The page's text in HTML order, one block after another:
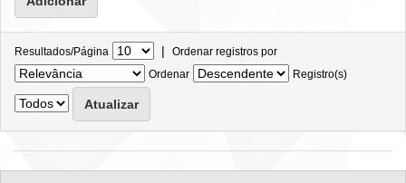
Resultados/Página | Ordenar registros por
Ordenar
Registro(s)